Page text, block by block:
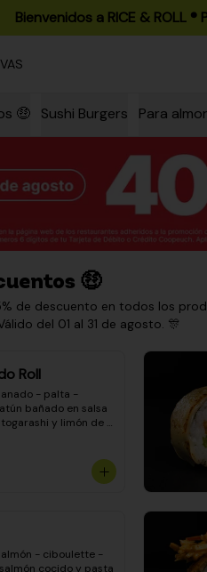
Bienvenidos a RICE & ROLL
🤑 Sushi Burgers Para
🤑
de descuento en todos los
del 01 al 31 de agosto. 🎊
Roll
- palta -
bañado en salsa
y limón de
- ciboulette -
cocido y pasta